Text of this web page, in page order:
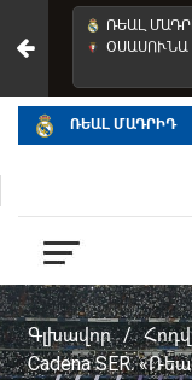
ՌԵԱԼ
ՕՍԱՍՈՒՆԱ
ՌԵԱԼ ՄԱԴՐԻԴ
Գլխավոր /
Cadena SER.